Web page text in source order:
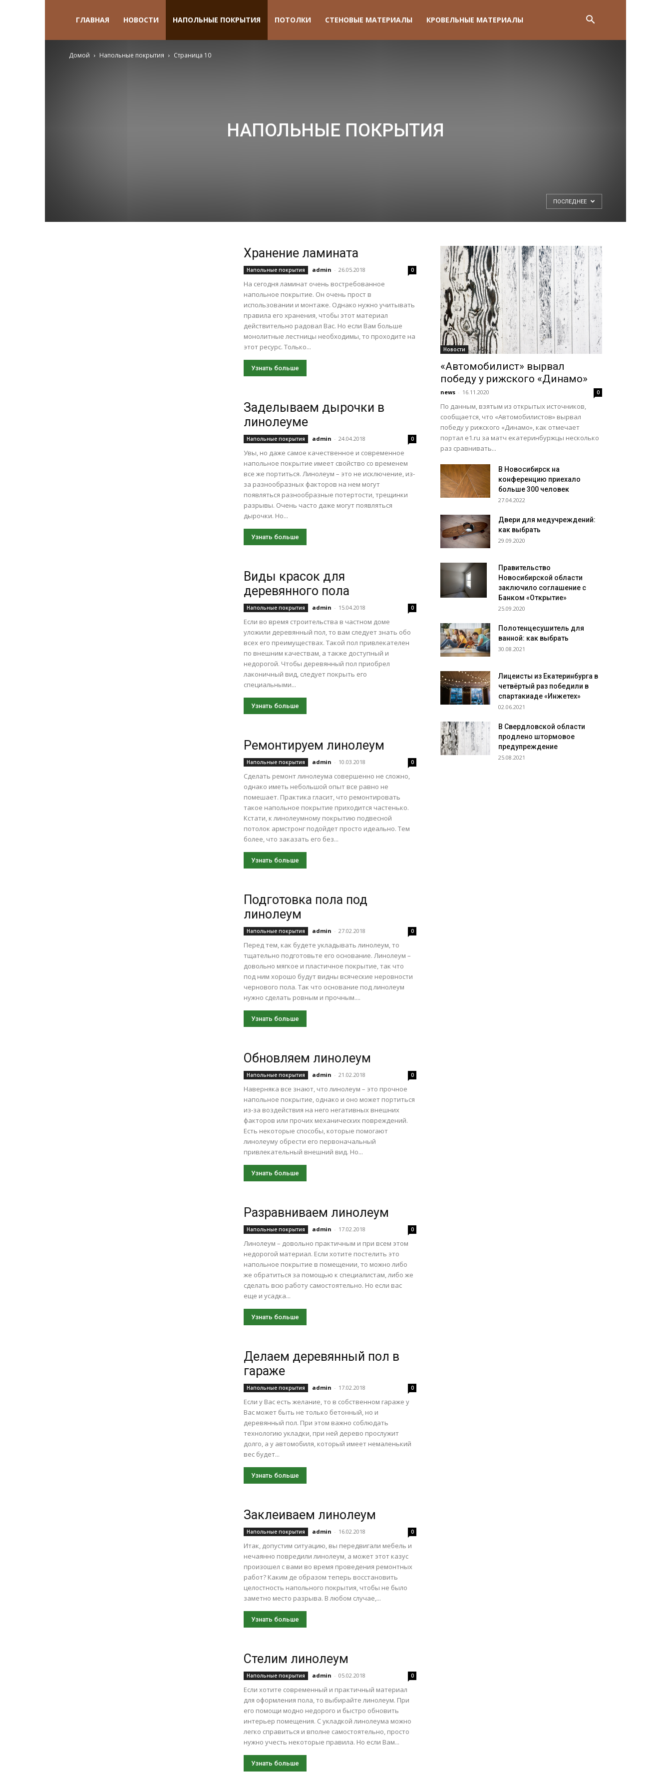
ГЛАВНАЯ НОВОСТИ НАПОЛЬНЫЕ ПОКРЫТИЯ ПОТОЛКИ СТЕНОВЫЕ МАТЕРИАЛЫ КРОВЕЛЬНЫЕ МАТЕРИАЛЫ
Домой Напольные покрытия Страница 10
НАПОЛЬНЫЕ ПОКРЫТИЯ
ПОСЛЕДНЕЕ
Хранение ламината
Напольные покрытия admin - 26.05.2018 0
На сегодня ламинат очень востребованное
напольное покрытие. Он очень прост в
использовании и монтаже. Однако нужно учитывать
правила его хранения, чтобы этот материал
действительно радовал Вас. Но если Вам больше
монолитные лестницы необходимы, то проходите на
этот ресурс. Только...
Узнать больше
Заделываем дырочки в
линолеуме
Напольные покрытия admin - 24.04.2018 0
Увы, но даже самое качественное и современное
напольное покрытие имеет свойство со временем
все же портиться. Линолеум – это не исключение, из-
за разнообразных факторов на нем могут
появляться разнообразные потертости, трещинки
разрывы. Очень часто даже могут появляться
дырочки. Но...
Узнать больше
Виды красок для
деревянного пола
Напольные покрытия admin - 15.04.2018 0
Если во время строительства в частном доме
уложили деревянный пол, то вам следует знать обо
всех его преимуществах. Такой пол привлекателен
по внешним качествам, а также доступный и
недорогой. Чтобы деревянный пол приобрел
лаконичный вид, следует покрыть его
специальными...
Узнать больше
Ремонтируем линолеум
Напольные покрытия admin - 10.03.2018 0
Сделать ремонт линолеума совершенно не сложно,
однако иметь небольшой опыт все равно не
помешает. Практика гласит, что ремонтировать
такое напольное покрытие приходится частенько.
Кстати, к линолеумному покрытию подвесной
потолок армстронг подойдет просто идеально. Тем
более, что заказать его без...
Узнать больше
Подготовка пола под
линолеум
Напольные покрытия admin - 27.02.2018 0
Перед тем, как будете укладывать линолеум, то
тщательно подготовьте его основание. Линолеум –
довольно мягкое и пластичное покрытие, так что
под ним хорошо будут видны всяческие неровности
чернового пола. Так что основание под линолеум
нужно сделать ровным и прочным....
Узнать больше
Обновляем линолеум
Напольные покрытия admin - 21.02.2018 0
Наверняка все знают, что линолеум – это прочное
напольное покрытие, однако и оно может портиться
из-за воздействия на него негативных внешних
факторов или прочих механических повреждений.
Есть некоторые способы, которые помогают
линолеуму обрести его первоначальный
привлекательный внешний вид. Но...
Узнать больше
Разравниваем линолеум
Напольные покрытия admin - 17.02.2018 0
Линолеум – довольно практичным и при всем этом
недорогой материал. Если хотите постелить это
напольное покрытие в помещении, то можно либо
же обратиться за помощью к специалистам, либо же
сделать всю работу самостоятельно. Но если вас
еще и усадка...
Узнать больше
Делаем деревянный пол в
гараже
Напольные покрытия admin - 17.02.2018 0
Если у Вас есть желание, то в собственном гараже у
Вас может быть не только бетонный, но и
деревянный пол. При этом важно соблюдать
технологию укладки, при ней дерево прослужит
долго, а у автомобиля, который имеет немаленький
вес будет...
Узнать больше
Заклеиваем линолеум
Напольные покрытия admin - 16.02.2018 0
Итак, допустим ситуацию, вы передвигали мебель и
нечаянно повредили линолеум, а может этот казус
произошел с вами во время проведения ремонтных
работ? Каким де образом теперь восстановить
целостность напольного покрытия, чтобы не было
заметно место разрыва. В любом случае,...
Узнать больше
Стелим линолеум
Напольные покрытия admin - 05.02.2018 0
Если хотите современный и практичный материал
для оформления пола, то выбирайте линолеум. При
его помощи модно недорого и быстро обновить
интерьер помещения. С укладкой линолеума можно
легко справиться и вполне самостоятельно, просто
нужно учесть некоторые правила. Но если Вам...
Узнать больше
Новости
«Автомобилист» вырвал
победу у рижского «Динамо»
news - 16.11.2020 0
По данным, взятым из открытых источников,
сообщается, что «Автомобилистов» вырвал
победу у рижского «Динамо», как отмечает
портал e1.ru за матч екатеринбуржцы несколько
раз сравнивать...
В Новосибирск на
конференцию приехало
больше 300 человек
27.04.2022
Двери для медучреждений:
как выбрать
29.09.2020
Правительство
Новосибирской области
заключило соглашение с
Банком «Открытие»
25.09.2020
Полотенцесушитель для
ванной: как выбрать
30.08.2021
Лицеисты из Екатеринбурга в
четвёртый раз победили в
спартакиаде «Инжетех»
02.06.2021
В Свердловской области
продлено штормовое
предупреждение
25.08.2021